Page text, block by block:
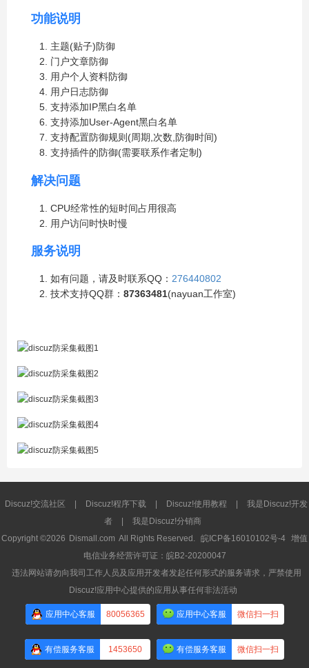
功能说明
主题(贴子)防御
门户文章防御
用户个人资料防御
用户日志防御
支持添加IP黑白名单
支持添加User-Agent黑白名单
支持配置防御规则(周期,次数,防御时间)
支持插件的防御(需要联系作者定制)
解决问题
CPU经常性的短时间占用很高
用户访问时快时慢
服务说明
如有问题，请及时联系QQ： 276440802
技术支持QQ群： 87363481(nayuan工作室)
Discuz!交流社区 Discuz!程序下载 Discuz!使用教程
我是Discuz!开发
者
我是Discuz!分销商
Copyright ©2026 Dismall.com All Rights Reserved. 皖ICP备16010102号-4 增值
电信业务经营许可证：皖B2-20200047
违法网站请勿向我司工作人员及应用开发者发起任何形式的服务请求，严禁使用
Discuz!应用中心提供的应用从事任何非法活动
应用中心客服 80056365 应用中心客服 微信扫一扫
有偿服务客服 1453650 有偿服务客服 微信扫一扫